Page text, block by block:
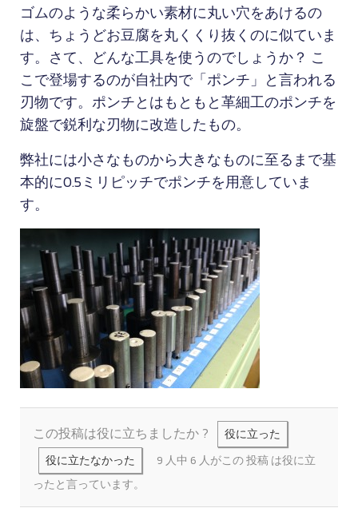
ゴムのような柔らかい素材に丸い穴をあけるの
は、ちょうどお豆腐を丸くくり抜くのに似ていま
す。さて、どんな工具を使うのでしょうか？ こ
こで登場するのが自社内で「ポンチ」と言われる
刃物です。ポンチとはもともと革細工のポンチを
旋盤で鋭利な刃物に改造したもの。
弊社には小さなものから大きなものに至るまで基
本的に0.5ミリピッチでポンチを用意していま
す。
この投稿は役に立ちましたか ?
役に立った
役に立たなかった
9 人中 6 人がこの 投稿 は役に立
ったと言っています。